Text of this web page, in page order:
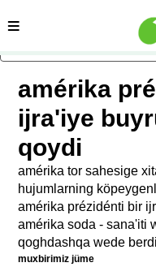
asasliq mezmungha
sehipe
amérika
ijra'iye
qoydi
amérika tor sahesige
hujumlarning
amérika prézidénti bir
amérika soda - sana'iti
qoghdashqa wede
muxbirimiz jüme